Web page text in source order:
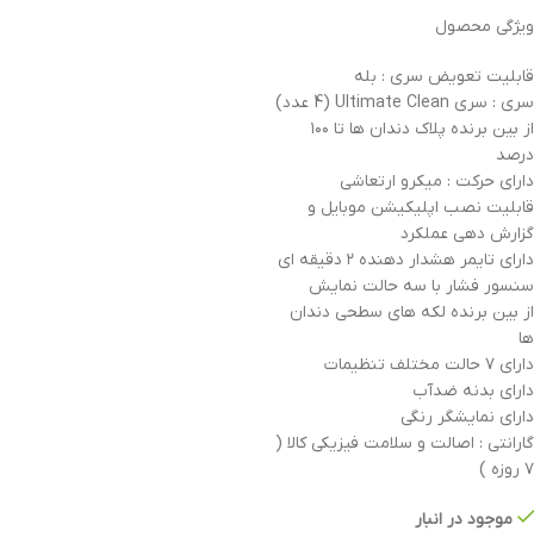
ویژگی محصول
قابلیت تعویض سری : بله
سری : سری Ultimate Clean (4 عدد)
از بین برنده پلاک دندان ها تا ۱۰۰
درصد
دارای حرکت : میکرو ارتعاشی
قابلیت نصب اپلیکیشن موبایل و
گزارش دهی عملکرد
دارای تایمر هشدار دهنده ۲ دقیقه ای
سنسور فشار با سه حالت نمایش
از بین برنده لکه های سطحی دندان
ها
دارای ۷ حالت مختلف تنظیمات
دارای بدنه ضدآب
دارای نمایشگر رنگی
گارانتی : اصالت و سلامت فیزیکی کالا (
۷ روزه )
موجود در انبار